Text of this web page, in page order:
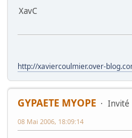
XavC
http://xaviercoulmier.over-
GYPAETE MYOPE
Invité
08 Mai 2006, 18:09:14